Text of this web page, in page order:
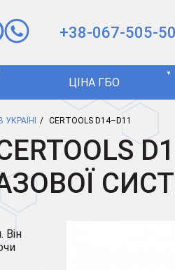
+38-067-505-
ЦІНА ГБО
▼
СERTOOLS D14–D11
. Він